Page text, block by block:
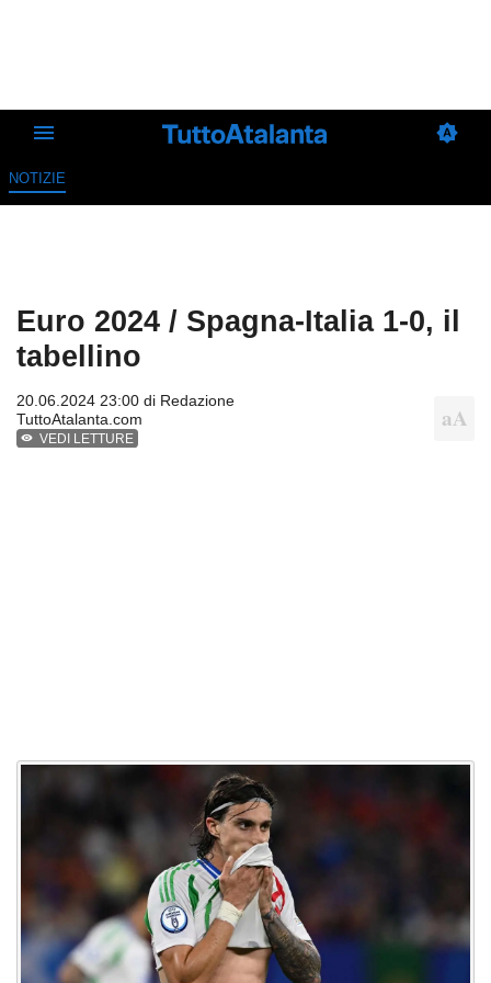
NOTIZIE
Euro 2024 / Spagna-Italia 1-0, il
tabellino
20.06.2024 23:00 di Redazione
TuttoAtalanta.com
VEDI LETTURE